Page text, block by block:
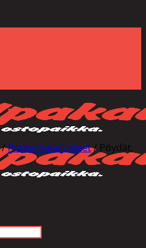
/Puutarhakalusteet/ Pöydät,